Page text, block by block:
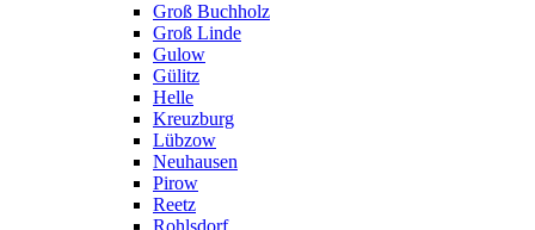
Groß Buchholz
Groß Linde
Gulow
Gülitz
Helle
Kreuzburg
Lübzow
Neuhausen
Pirow
Reetz
Rohlsdorf